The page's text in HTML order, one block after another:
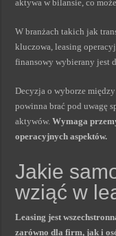
aktywa w bilansie, co
W branżach takich jak
kluczowa, leasing
finansowy wybierany jest
Decyzja o wyborze
powinna brać pod uwagę
aktywów.Wymaga
operacyjnych aspektów.
Jakie
wziąć w
Leasing jest
zarówno dla firm, jak i